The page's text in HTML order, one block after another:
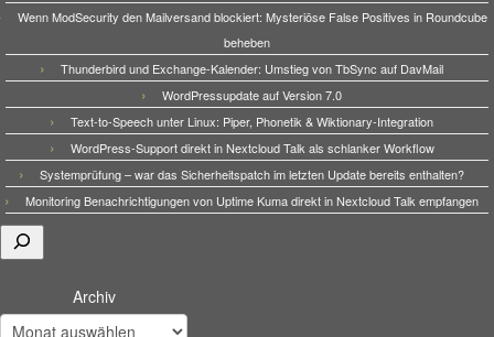
Wenn ModSecurity den Mailversand blockiert: Mysteriöse False Positives in Roundcube
beheben
Thunderbird und Exchange-Kalender: Umstieg von TbSync auf DavMail
WordPressupdate auf Version 7.0
Text-to-Speech unter Linux: Piper, Phonetik & Wiktionary-Integration
WordPress-Support direkt in Nextcloud Talk als schlanker Workflow
Systemprüfung – war das Sicherheitspatch im letzten Update bereits enthalten?
Monitoring Benachrichtigungen von Uptime Kuma direkt in Nextcloud Talk empfangen
Suchen
Archiv